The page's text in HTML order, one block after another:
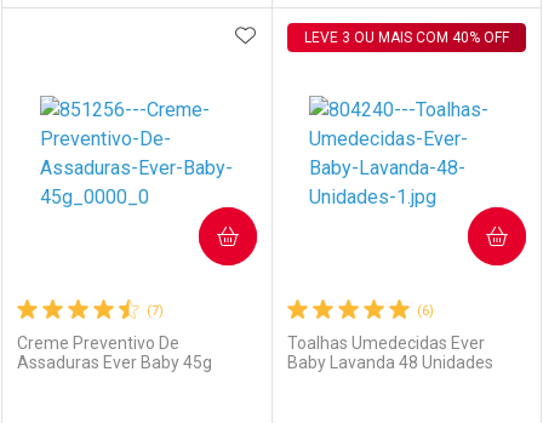
FECHAR
Laboratório
FECHAR
Por Menos Laboratório
Por Menos
(7)
Creme Preventivo De
Assaduras Ever Baby 45g
ADICIONAR AOS FAVORITOS
COMPRAR
(6)
Toalhas Umedecidas Ever
Baby Lavanda 48 Unidades
LEVE 3 OU MAIS COM 40% OFF
COMPRAR